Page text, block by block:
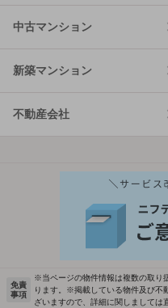
中古マンション
新築マンション
不動産会社
免責
事項
※当ページの物件情報は複数の取り
ります。※掲載している物件及び不
ざいますので、詳細に関しましては